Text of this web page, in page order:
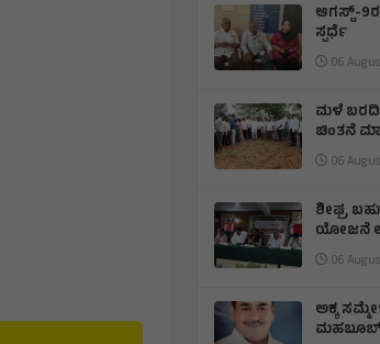
ಆಗಸ್ಟ್-
ಸ್ಪರ್ಧೆ
06
ಮಳೆ
ಚಿಂತನೆ
06
ಶೀಘ್ರ
ಯೋಜನೆ
06
ಅಕ್ಕ
ಮಹಬೂಬ್